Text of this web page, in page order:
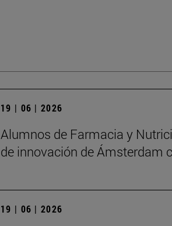
19 | 06 | 2026
Alumnos de Farmacia y
de innovación de Ámsterdam
19 | 06 | 2026